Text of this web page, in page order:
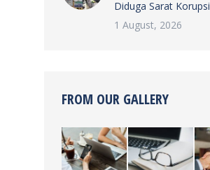
Diduga Sarat Korupsi
1 August, 2026
FROM OUR GALLERY